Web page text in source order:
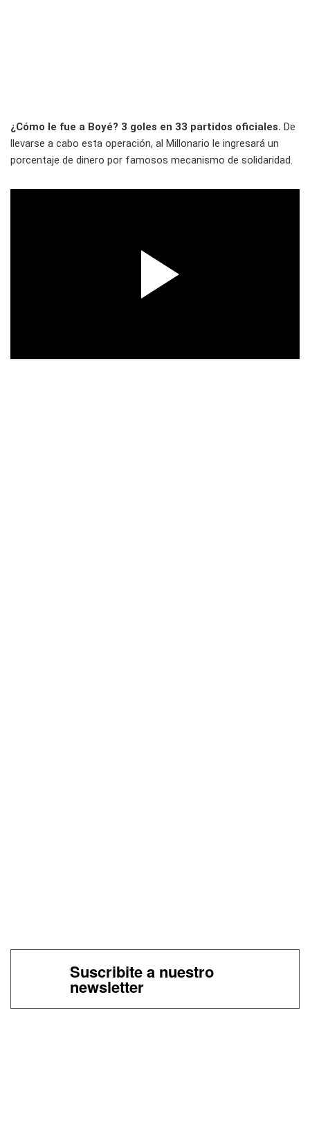
¿Cómo le fue a Boyé? 3 goles en 33 partidos oficiales. De
llevarse a cabo esta operación, al Millonario le ingresará un
porcentaje de dinero por famosos mecanismo de solidaridad.
Suscribite a nuestro
newsletter